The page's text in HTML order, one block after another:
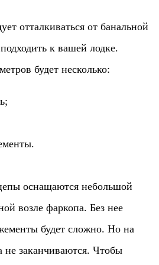
отталкиваться от банальной
к вашей лодке.
будет несколько:
оснащаются небольшой
возле фаркопа. Без нее
будет сложно. Но на
не заканчиваются. Чтобы